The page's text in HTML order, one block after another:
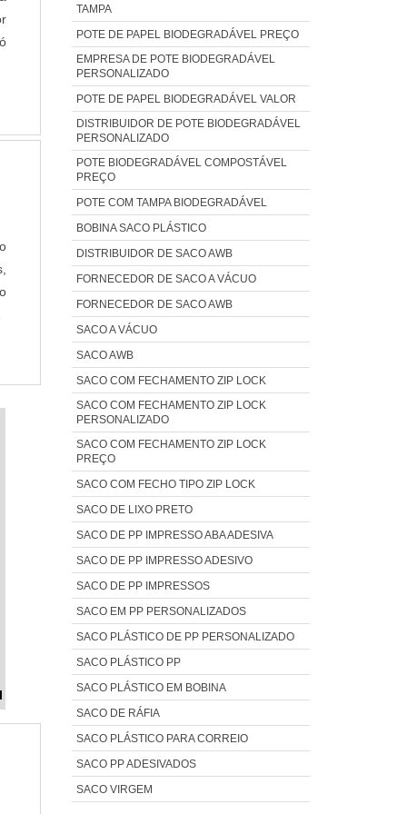
TAMPA
POTE DE PAPEL BIODEGRADÁVEL PREÇO
EMPRESA DE POTE BIODEGRADÁVEL
PERSONALIZADO
POTE DE PAPEL BIODEGRADÁVEL VALOR
DISTRIBUIDOR DE POTE BIODEGRADÁVEL
PERSONALIZADO
POTE BIODEGRADÁVEL COMPOSTÁVEL
PREÇO
POTE COM TAMPA BIODEGRADÁVEL
BOBINA SACO PLÁSTICO
DISTRIBUIDOR DE SACO AWB
FORNECEDOR DE SACO A VÁCUO
FORNECEDOR DE SACO AWB
SACO A VÁCUO
SACO AWB
SACO COM FECHAMENTO ZIP LOCK
SACO COM FECHAMENTO ZIP LOCK
PERSONALIZADO
SACO COM FECHAMENTO ZIP LOCK
PREÇO
SACO COM FECHO TIPO ZIP LOCK
SACO DE LIXO PRETO
SACO DE PP IMPRESSO ABA ADESIVA
SACO DE PP IMPRESSO ADESIVO
SACO DE PP IMPRESSOS
SACO EM PP PERSONALIZADOS
SACO PLÁSTICO DE PP PERSONALIZADO
SACO PLÁSTICO PP
SACO PLÁSTICO EM BOBINA
SACO DE RÁFIA
SACO PLÁSTICO PARA CORREIO
SACO PP ADESIVADOS
SACO VIRGEM